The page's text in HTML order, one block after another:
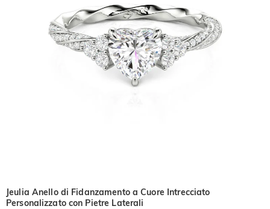
Jeulia Anello di Fidanzamento a Cuore Intrecciato
Personalizzato con Pietre Laterali